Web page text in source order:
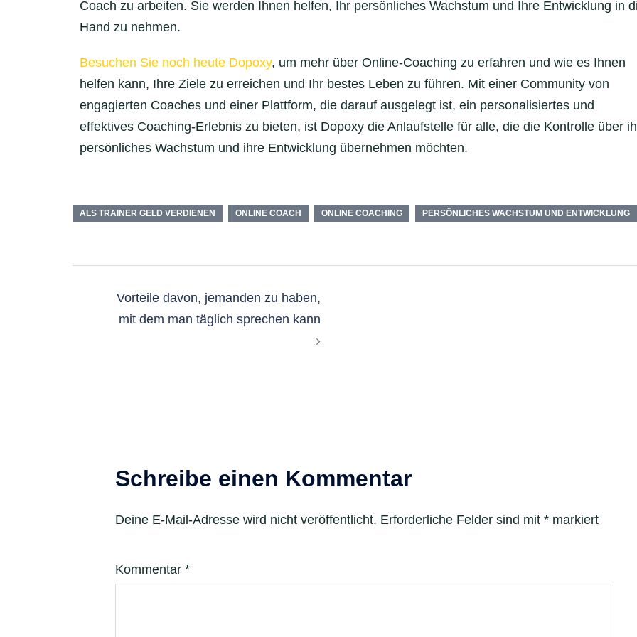
Coach zu arbeiten. Sie werden Ihnen helfen, Ihr persönliches Wachstum und Ihre Entwicklung in
Hand zu nehmen.
Besuchen Sie noch heute Dopoxy, um mehr über Online-Coaching zu erfahren und wie es Ihnen
helfen kann, Ihre Ziele zu erreichen und Ihr bestes Leben zu führen. Mit einer Community von
engagierten Coaches und einer Plattform, die darauf ausgelegt ist, ein personalisiertes und
effektives Coaching-Erlebnis zu bieten, ist Dopoxy die Anlaufstelle für alle, die die Kontrolle über
persönliches Wachstum und ihre Entwicklung übernehmen möchten.
ALS TRAINER GELD VERDIENEN ONLINE COACH ONLINE COACHING PERSÖNLICHES WACHSTUM UND ENTWICKLUNG
Vorteile davon, jemanden zu haben,
mit dem man täglich sprechen kann
Schreibe einen Kommentar
Deine E-Mail-Adresse wird nicht veröffentlicht. Erforderliche Felder sind mit * markiert
Kommentar *